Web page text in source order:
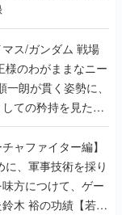
/ガンダム 戦場
様のわがままなニー
朗が貫く姿勢に、
ての矜持を見た
ャファイター編】
に、軍事技術を採り
方につけて、ゲー
木 裕の功績【若ゲ